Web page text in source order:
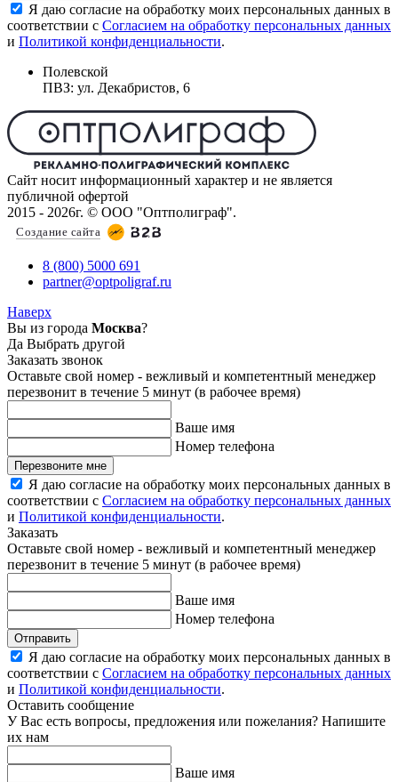
Я даю согласие на обработку моих персональных данных в
соответствии с Согласием на обработку персональных данных
и Политикой конфиденциальности.
Полевской
ПВЗ: ул. Декабристов, 6
Сайт носит информационный характер и не является
публичной офертой
2015 - 2026г. © ООО "Оптполиграф".
Создание сайта
8 (800) 5000 691
partner@optpoligraf.ru
Наверх
Вы из города Москва?
Да Выбрать другой
Заказать звонок
Оставьте свой номер - вежливый и компетентный менеджер
перезвонит в течение 5 минут (в рабочее время)
Ваше имя
Номер телефона
Перезвоните мне
Я даю согласие на обработку моих персональных данных в
соответствии с Согласием на обработку персональных данных
и Политикой конфиденциальности.
Заказать
Оставьте свой номер - вежливый и компетентный менеджер
перезвонит в течение 5 минут (в рабочее время)
Ваше имя
Номер телефона
Отправить
Я даю согласие на обработку моих персональных данных в
соответствии с Согласием на обработку персональных данных
и Политикой конфиденциальности.
Оставить сообщение
У Вас есть вопросы, предложения или пожелания? Напишите
их нам
Ваше имя